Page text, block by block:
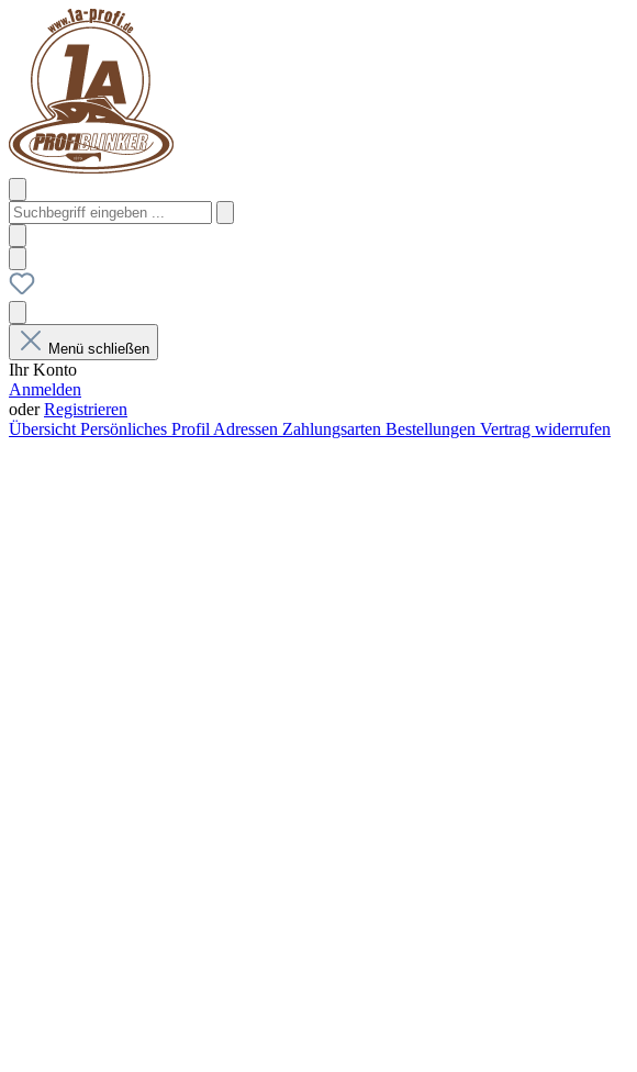
Menü schließen
Ihr Konto
Anmelden
oderRegistrieren
Übersicht Persönliches Profil Adressen Zahlungsarten Bestellungen Vertrag widerrufen